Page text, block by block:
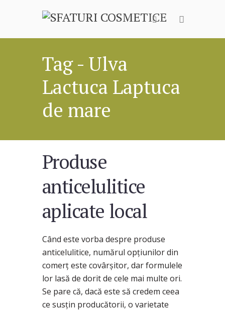
Tag - Ulva
Lactuca Laptuca
de mare
Produse
anticelulitice
aplicate local
Când este vorba despre produse
anticelulitice, numărul opţiunilor din
comerţ este covârşitor, dar formulele
lor lasă de dorit de cele mai multe ori.
Se pare că, dacă este să credem ceea
ce susţin producătorii, o varietate